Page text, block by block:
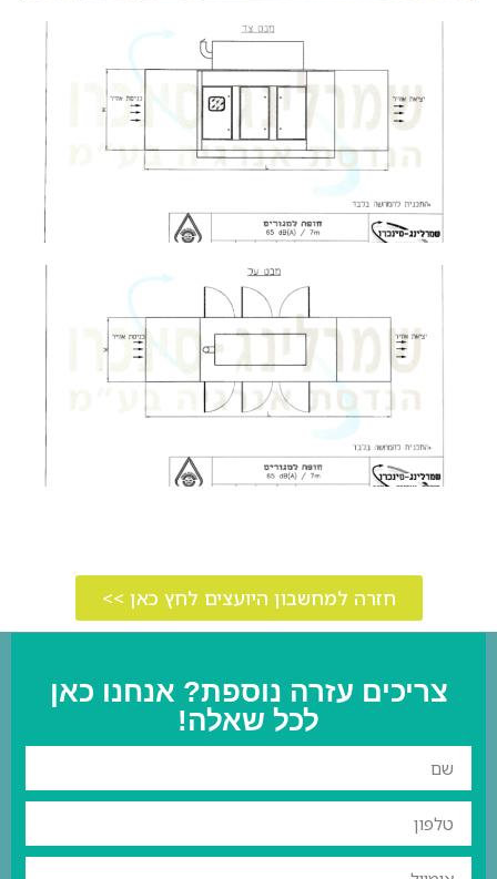
חזרה למחשבון היועצים לחץ כאן >>
צריכים עזרה נוספת? אנחנו כאן
לכל שאלה!